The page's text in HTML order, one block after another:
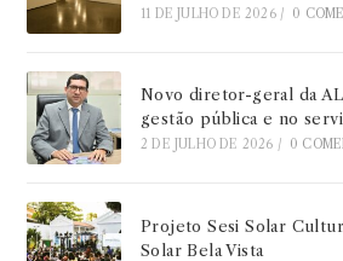
11 DE JULHO DE 2026 / 0
Novo diretor-geral da
gestão pública e no
2 DE JULHO DE 2026 / 0
Projeto Sesi Solar
Solar Bela Vista